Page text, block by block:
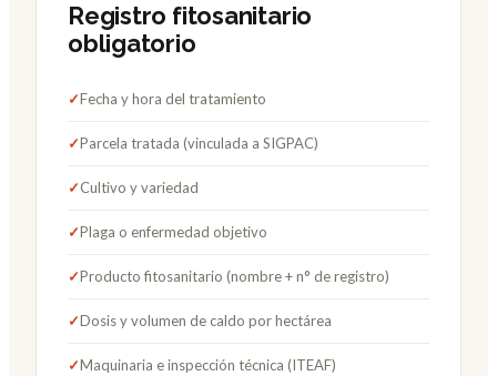
Registro fitosanitario
obligatorio
✓Fecha y hora del tratamiento
✓Parcela tratada (vinculada a SIGPAC)
✓Cultivo y variedad
✓Plaga o enfermedad objetivo
✓Producto fitosanitario (nombre + n° de registro)
✓Dosis y volumen de caldo por hectárea
✓Maquinaria e inspección técnica (ITEAF)